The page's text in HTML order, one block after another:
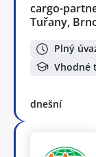
cargo-
Tuřany,
Plný
Vhodné
dnešní